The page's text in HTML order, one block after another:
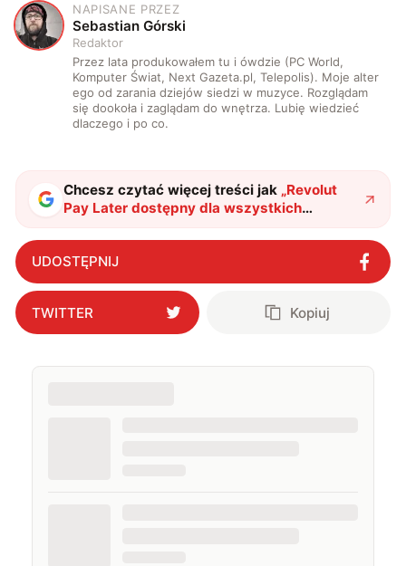
S
NAPISANE PRZEZ
Sebastian Górski
Redaktor
Przez lata produkowałem tu i ówdzie (PC World,
Komputer Świat, Next Gazeta.pl, Telepolis). Moje alter
ego od zarania dziejów siedzi w muzyce. Rozglądam
się dookoła i zaglądam do wnętrza. Lubię wiedzieć
dlaczego i po co.
Chcesz czytać więcej treści jak „Revolut
Pay Later dostępny dla wszystkich
klientów. Odroczone płatności i wirtualne
karty"?
UDOSTĘPNIJ
TWITTER Kopiuj